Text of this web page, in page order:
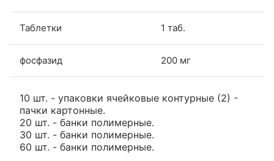
Таблетки 1 таб.
фосфазид 200 мг
10 шт. - упаковки ячейковые контурные (2) -
пачки картонные.
20 шт. - банки полимерные.
30 шт. - банки полимерные.
60 шт. - банки полимерные.